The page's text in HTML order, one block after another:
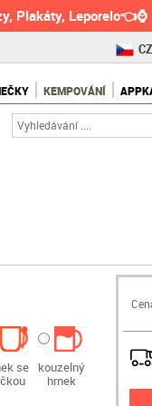
Plakáty, Leporelo👈⌚
CZ
RO
KEMPOVÁNÍ
se
kouzelný
hrnek